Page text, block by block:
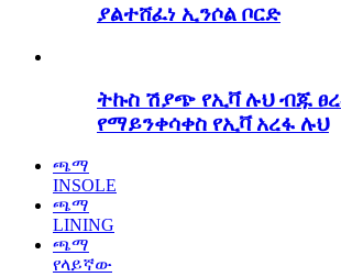
ያልተሸፈነ ኢንሶል ቦርድ
ትኩስ ሽያጭ የኢቫ ሉህ ብጁ
የማይንቀሳቀስ የኢቫ አረፋ ሉህ
ጫማ
INSOLE
ጫማ
LINING
ጫማ
የላይኛው